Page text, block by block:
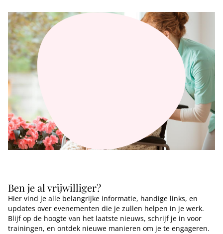
Ben je al vrijwilliger?
Hier vind je alle belangrijke informatie, handige links, en
updates over evenementen die je zullen helpen in je werk.
Blijf op de hoogte van het laatste nieuws, schrijf je in voor
trainingen, en ontdek nieuwe manieren om je te engageren.